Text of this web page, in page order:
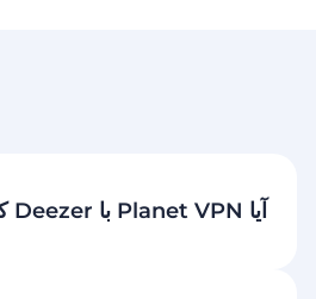
آیا Planet VPN با Deezer کار می‌کند؟